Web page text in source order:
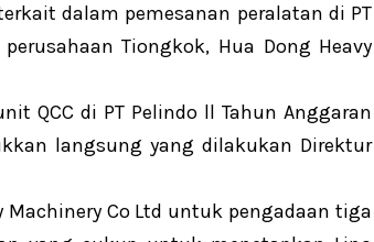
dalam pemesanan peralatan di PT
Tiongkok, Hua Dong Heavy
QCC di PT Pelindo ll Tahun Anggaran
langsung yang dilakukan Direktur
Co Ltd untuk pengadaan tiga